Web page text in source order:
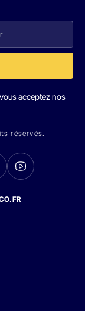
acceptez nos
réservés.